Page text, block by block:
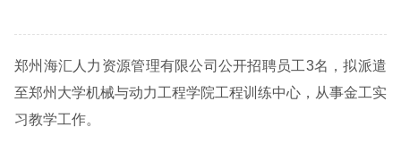
郑州海汇人力资源管理有限公司公开招聘员工3名，拟派遣
至郑州大学机械与动力工程学院工程训练中心，从事金工实
习教学工作。